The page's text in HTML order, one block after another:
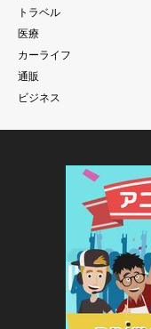
トラベル
医療
カーライフ
通販
ビジネス